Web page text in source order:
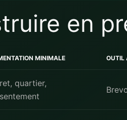
en
MINIMALE OUTIL
quartier,